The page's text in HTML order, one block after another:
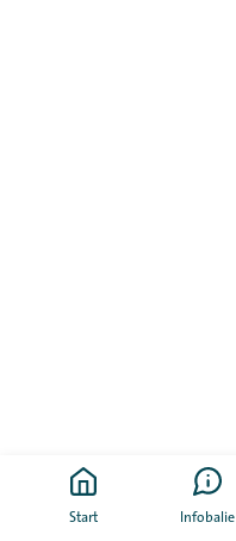
Start Infobalie